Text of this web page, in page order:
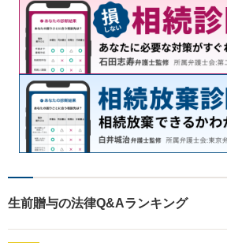
生前贈与の法律Q&Aランキング